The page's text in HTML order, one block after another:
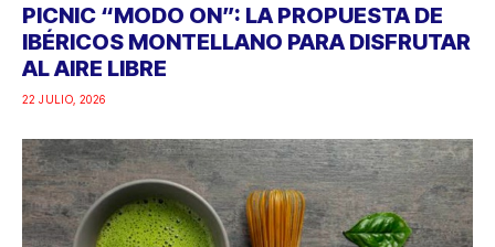
PICNIC “MODO ON”: LA PROPUESTA DE
IBÉRICOS MONTELLANO PARA DISFRUTAR
AL AIRE LIBRE
22 JULIO, 2026